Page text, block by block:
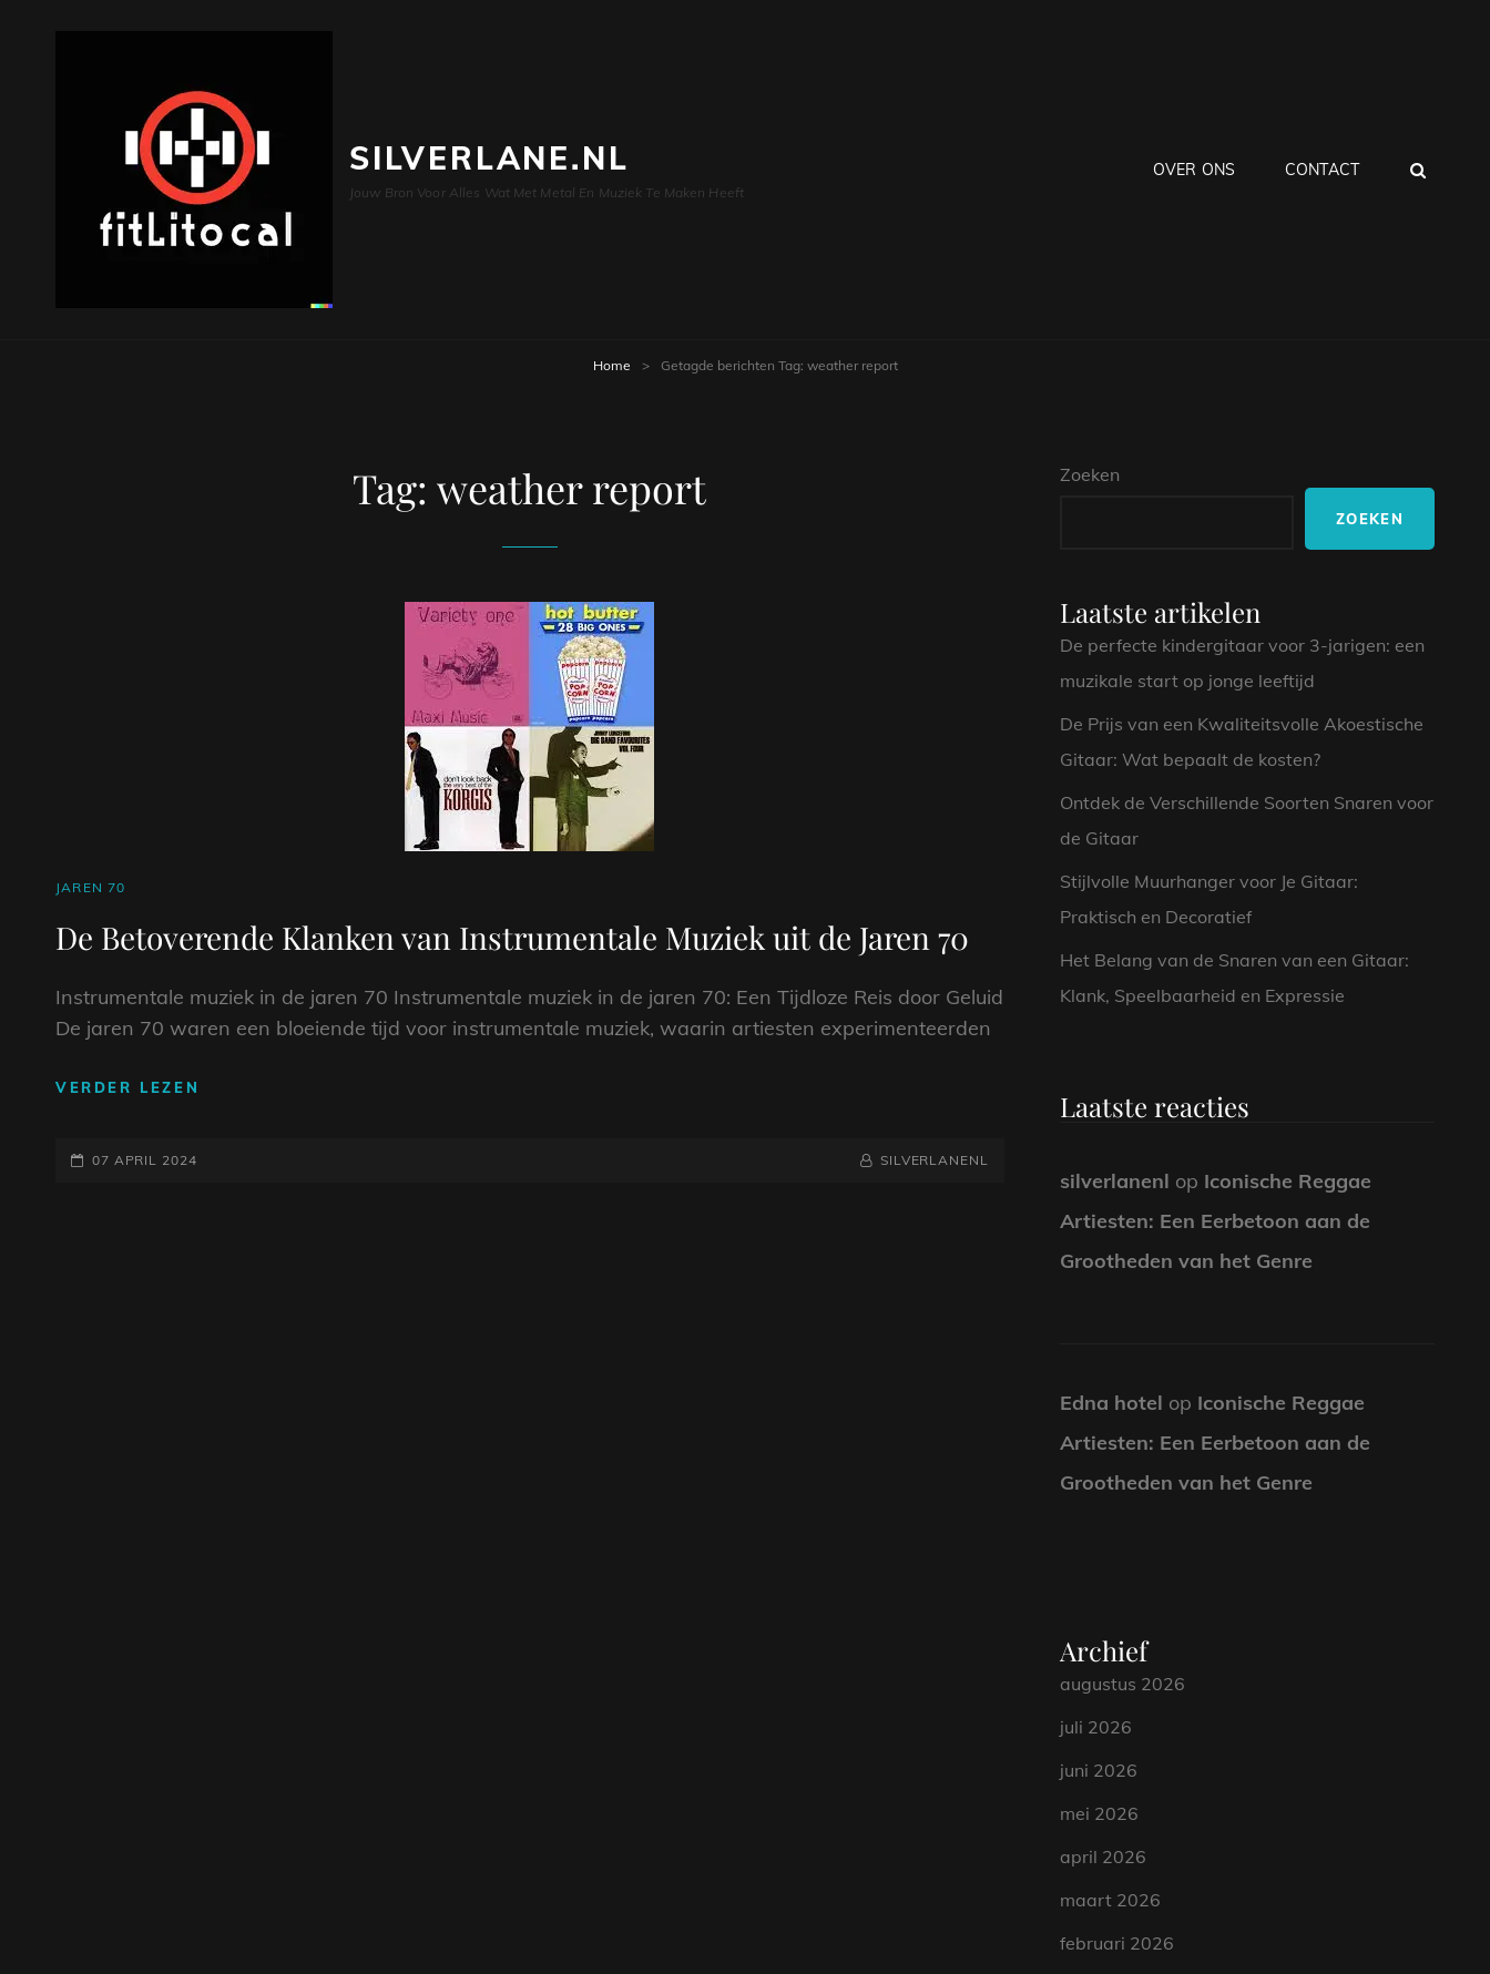
SILVERLANE.NL
Jouw Bron Voor Alles Wat Met Metal En Muziek Te Maken Heeft
OVER ONS CONTACT
Home > Getagde berichten Tag: weather report
Tag:weather report
CAT
JAREN 70
De Betoverende Klanken van Instrumentale Muziek uit de Jaren 70
Instrumentale muziek in de jaren 70 Instrumentale muziek in de jaren 70: Een Tijdloze Reis door Geluid
De jaren 70 waren een bloeiende tijd voor instrumentale muziek, waarin artiesten experimenteerden
VERDER LEZEN
GEPLAATST
07 APRIL 2024 NAAMREGEL
BYLINE
SILVERLANENL
Zoeken
ZOEKEN
Laatste artikelen
De perfecte kindergitaar voor 3-jarigen: een
muzikale start op jonge leeftijd
De Prijs van een Kwaliteitsvolle Akoestische
Gitaar: Wat bepaalt de kosten?
Ontdek de Verschillende Soorten Snaren voor
de Gitaar
Stijlvolle Muurhanger voor Je Gitaar:
Praktisch en Decoratief
Het Belang van de Snaren van een Gitaar:
Klank, Speelbaarheid en Expressie
Laatste reacties
silverlanenl op Iconische Reggae
Artiesten: Een Eerbetoon aan de
Grootheden van het Genre
Edna hotel op Iconische Reggae
Artiesten: Een Eerbetoon aan de
Grootheden van het Genre
Archief
augustus 2026
juli 2026
juni 2026
mei 2026
april 2026
maart 2026
februari 2026